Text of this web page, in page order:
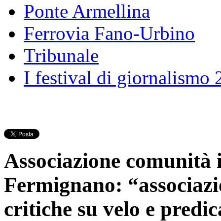
Ponte Armellina
Ferrovia Fano-Urbino
Tribunale
I festival di giornalismo
Associazione
Fermignano:
critiche su velo e